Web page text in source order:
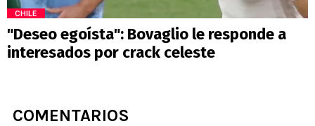
CHILE
"Deseo egoísta": Bovaglio le responde a
interesados por crack celeste
COMENTARIOS